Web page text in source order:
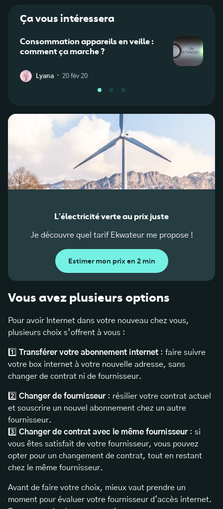
Ça vous intéressera
Consommation appareils en veille :
comment ça marche ?
Lyana · 20 fév 20
L'électricité verte au prix juste
Je découvre quel tarif Ekwateur me propose !
Estimer mon prix en 2 min
Vous avez plusieurs options
Pour avoir Internet dans votre nouveau chez vous,
plusieurs choix s’offrent à vous :
1️⃣ Transférer votre abonnement internet : faire suivre
votre box internet à votre nouvelle adresse, sans
changer de contrat ni de fournisseur.
2️⃣ Changer de fournisseur: résilier votre contrat actuel
et souscrire un nouvel abonnement chez un autre
fournisseur.
3️⃣ Changer de contrat avec le même fournisseur: si
vous êtes satisfait de votre fournisseur, vous pouvez
opter pour un changement de contrat, tout en restant
chez le même fournisseur.
Avant de faire votre choix, mieux vaut prendre un
moment pour évaluer votre fournisseur d'accès internet.